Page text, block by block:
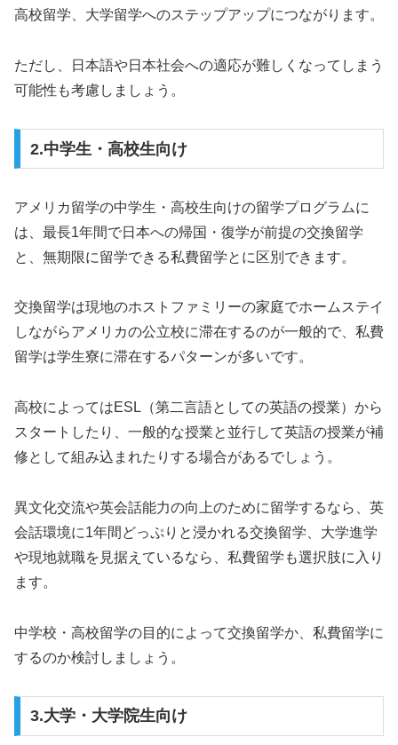
高校留学、大学留学へのステップアップにつながります。
ただし、日本語や日本社会への適応が難しくなってしまう
可能性も考慮しましょう。
2.中学生・高校生向け
アメリカ留学の中学生・高校生向けの留学プログラムに
は、最長1年間で日本への帰国・復学が前提の交換留学
と、無期限に留学できる私費留学とに区別できます。
交換留学は現地のホストファミリーの家庭でホームステイ
しながらアメリカの公立校に滞在するのが一般的で、私費
留学は学生寮に滞在するパターンが多いです。
高校によってはESL（第二言語としての英語の授業）から
スタートしたり、一般的な授業と並行して英語の授業が補
修として組み込まれたりする場合があるでしょう。
異文化交流や英会話能力の向上のために留学するなら、英
会話環境に1年間どっぷりと浸かれる交換留学、大学進学
や現地就職を見据えているなら、私費留学も選択肢に入り
ます。
中学校・高校留学の目的によって交換留学か、私費留学に
するのか検討しましょう。
3.大学・大学院生向け